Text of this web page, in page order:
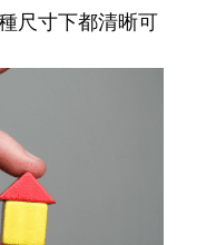
尺寸下都清晰可